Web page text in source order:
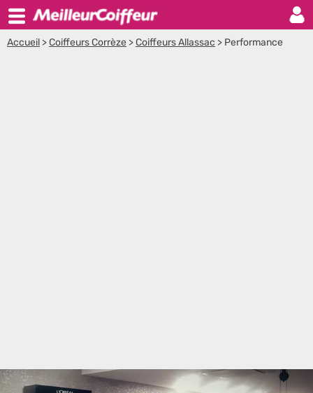
Accueil >Coiffeurs Corrèze >Coiffeurs Allassac > Performance